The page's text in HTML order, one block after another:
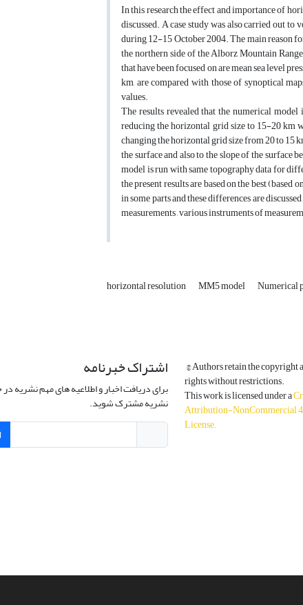
In this research the effect and importance of
discussed. A case study was also carried out
during 12-15 October 2004. The main reason
the northern side of the Alborz Mountain
that have been focused on are mean sea level
km, are compared with those of synoptical
values.
The results revealed that the numerical
reducing the horizontal grid size to 15-20 km
changing the horizontal grid size from 20 to 15
the surface and also to the slope of the surface
model is run with same topography data for
the present results are based on the best
in some parts and these differences are
measurements , various instruments of
horizontal resolution MM5 model Numerical
© Authors retain the
rights without restrictions.
This work is licensed under a
Attribution-NonCommercial
License.
اشتراک خبرنامه
برای دریافت اخبار و اطلاعیه های مهم نشریه در
نشریه مشترک شوید.